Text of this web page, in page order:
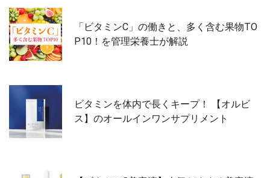
「ビタミンC」の働きと、多く含む果物TO
P10！を管理栄養士が解説
ビタミンを体内で長くキープ！ 【オルビ
ス】のオールインワンサプリメント